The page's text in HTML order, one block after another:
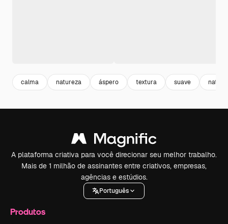
calma natureza áspero textura suave natural
A plataforma criativa para você direcionar seu melhor trabalho.
Mais de 1 milhão de assinantes entre criativos, empresas,
agências e estúdios.
Português
Produtos